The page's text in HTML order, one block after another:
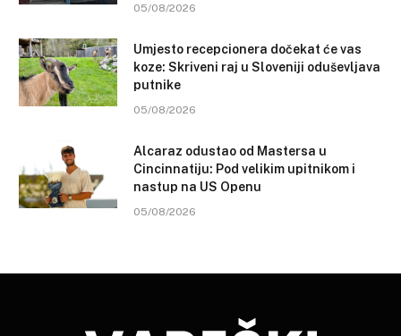
05/08/2026
Umjesto recepcionera dočekat će vas
koze: Skriveni raj u Sloveniji oduševljava
putnike
05/08/2026
Alcaraz odustao od Mastersa u
Cincinnatiju: Pod velikim upitnikom i
nastup na US Openu
05/08/2026